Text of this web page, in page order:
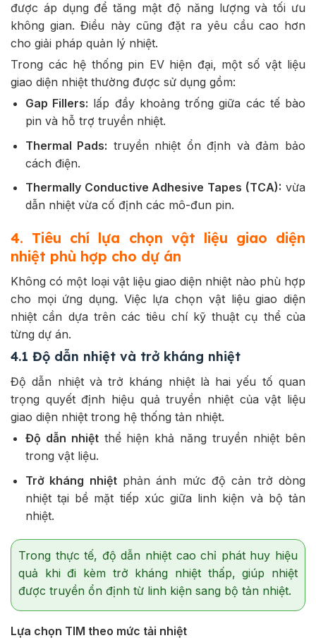
được áp dụng để tăng mật độ năng lượng và tối ưu
không gian. Điều này cũng đặt ra yêu cầu cao hơn
cho giải pháp quản lý nhiệt.
Trong các hệ thống pin EV hiện đại, một số vật liệu
giao diện nhiệt thường được sử dụng gồm:
Gap Fillers: lấp đầy khoảng trống giữa các tế bào
pin và hỗ trợ truyền nhiệt.
Thermal Pads: truyền nhiệt ổn định và đảm bảo
cách điện.
Thermally Conductive Adhesive Tapes (TCA): vừa
dẫn nhiệt vừa cố định các mô-đun pin.
4. Tiêu chí lựa chọn vật liệu giao diện
nhiệt phù hợp cho dự án
Không có một loại vật liệu giao diện nhiệt nào phù hợp
cho mọi ứng dụng. Việc lựa chọn vật liệu giao diện
nhiệt cần dựa trên các tiêu chí kỹ thuật cụ thể của
từng dự án.
4.1 Độ dẫn nhiệt và trở kháng nhiệt
Độ dẫn nhiệt và trở kháng nhiệt là hai yếu tố quan
trọng quyết định hiệu quả truyền nhiệt của vật liệu
giao diện nhiệt trong hệ thống tản nhiệt.
Độ dẫn nhiệtthể hiện khả năng truyền nhiệt bên
trong vật liệu.
Trở kháng nhiệtphản ánh mức độ cản trở dòng
nhiệt tại bề mặt tiếp xúc giữa linh kiện và bộ tản
nhiệt.
Trong thực tế, độ dẫn nhiệt cao chỉ phát huy hiệu
quả khi đi kèm trở kháng nhiệt thấp, giúp nhiệt
được truyền ổn định từ linh kiện sang bộ tản nhiệt.
Lựa chọn TIM theo mức tải nhiệt